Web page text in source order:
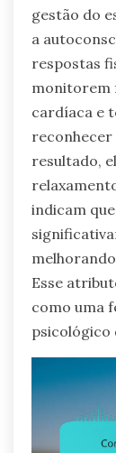
gestão do
a
respostas
monitorem
cardíaca e
reconhecer
resultado,
indicam
Esse
como uma
psicológico